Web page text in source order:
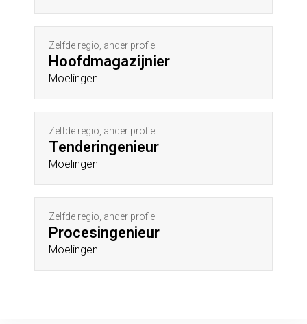
Zelfde regio, ander profiel
Hoofdmagazijnier
Moelingen
Zelfde regio, ander profiel
Tenderingenieur
Moelingen
Zelfde regio, ander profiel
Procesingenieur
Moelingen